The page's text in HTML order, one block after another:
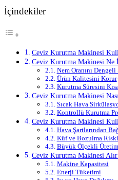
İçindekiler
Ceviz Kurutma Makinesi
Ceviz Kurutma Makinesi Ne
Nem Oranını
Ürün Kalitesini Korur
Kurutma Süresini
Ceviz Kurutma Makinesi
Sıcak Hava
Kontrollü Kurutma
Ceviz Kurutma Makinesi
Hava Şartlarından
Küf ve Bozulma
Büyük Ölçekli
Ceviz Kurutma Makinesi
Makine Kapasitesi
Enerji Tüketimi